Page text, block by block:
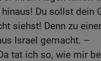
hinaus! Du sollst dein
siehst! Denn zu
Israel gemacht. –
tat ich so, wie mir